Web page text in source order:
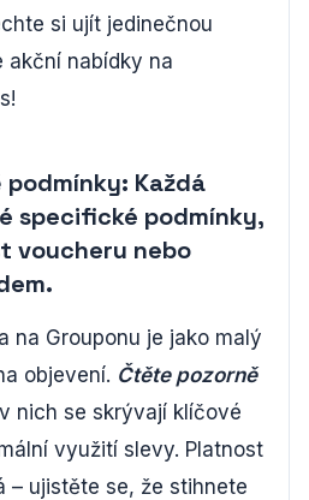
si ujít jedinečnou
akční nabídky na
Každá
specifické podmínky,
voucheru nebo
na Grouponu je jako malý
objevení. Čtěte pozorně
nich se skrývají klíčové
využití slevy. Platnost
– ujistěte se, že stihnete